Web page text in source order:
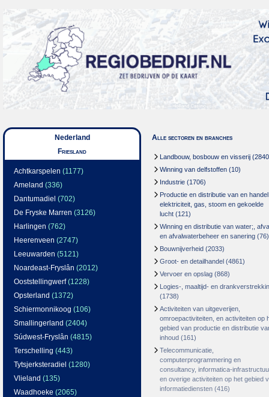
Nederland
Friesland
Achtkarspelen (1177)
Ameland (336)
Dantumadiel (702)
De Fryske Marren (3126)
Harlingen (762)
Heerenveen (2747)
Leeuwarden (5121)
Noardeast-Fryslân (2012)
Ooststellingwerf(1228)
Opsterland (1372)
Schiermonnikoog (106)
Smallingerland (2404)
Súdwest-Fryslân (4815)
Terschelling (443)
Tytsjerksteradiel (1280)
Vlieland (135)
Waadhoeke (2065)
Alle sectoren en branches
Landbouw, bosbouw en visserij
Winning van delfstoffen (10)
Industrie (1706)
Productie en distributie van en
elektriciteit, gas, stoom en gekoelde
lucht (121)
Winning en distributie van water;,
en afvalwaterbeheer en sanering (76)
Bouwnijverheid (2033)
Groot- en detailhandel (4861)
Vervoer en opslag (868)
Logies-, maaltijd- en
(1738)
Activiteiten van uitgeverijen,
omroepactiviteiten, en activiteiten op
gebied van productie en distributie
inhoud (161)
Telecommunicatie,
computerprogrammering en
consultancy, informatica-
en overige activiteiten op het gebied
informatiediensten (416)